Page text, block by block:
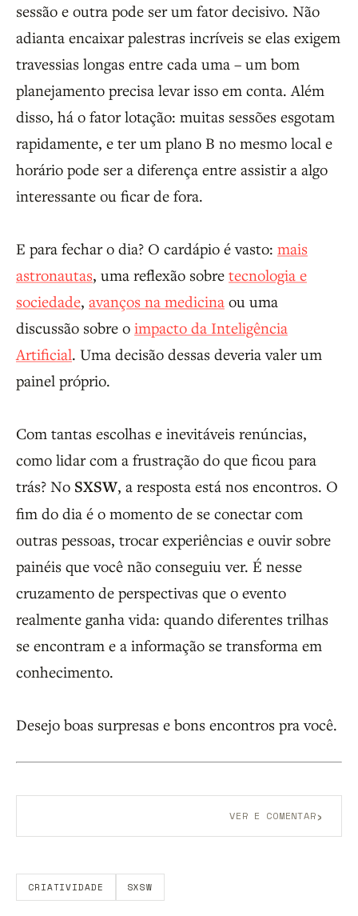
sessão e outra pode ser um fator decisivo. Não
adianta encaixar palestras incríveis se elas exigem
travessias longas entre cada uma – um bom
planejamento precisa levar isso em conta. Além
disso, há o fator lotação: muitas sessões esgotam
rapidamente, e ter um plano B no mesmo local e
horário pode ser a diferença entre assistir a algo
interessante ou ficar de fora.
E para fechar o dia? O cardápio é vasto: mais
astronautas, uma reflexão sobre tecnologia e
sociedade, avanços na medicina ou uma
discussão sobre o impacto da Inteligência
Artificial. Uma decisão dessas deveria valer um
painel próprio.
Com tantas escolhas e inevitáveis renúncias,
como lidar com a frustração do que ficou para
trás? No SXSW, a resposta está nos encontros. O
fim do dia é o momento de se conectar com
outras pessoas, trocar experiências e ouvir sobre
painéis que você não conseguiu ver. É nesse
cruzamento de perspectivas que o evento
realmente ganha vida: quando diferentes trilhas
se encontram e a informação se transforma em
conhecimento.
Desejo boas surpresas e bons encontros pra você.
VER E COMENTAR›
CRIATIVIDADE SXSW